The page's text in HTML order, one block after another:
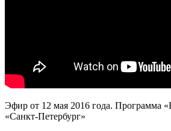
Эфир от 12 мая 2016 года. Программа
«Санкт-Петербург»